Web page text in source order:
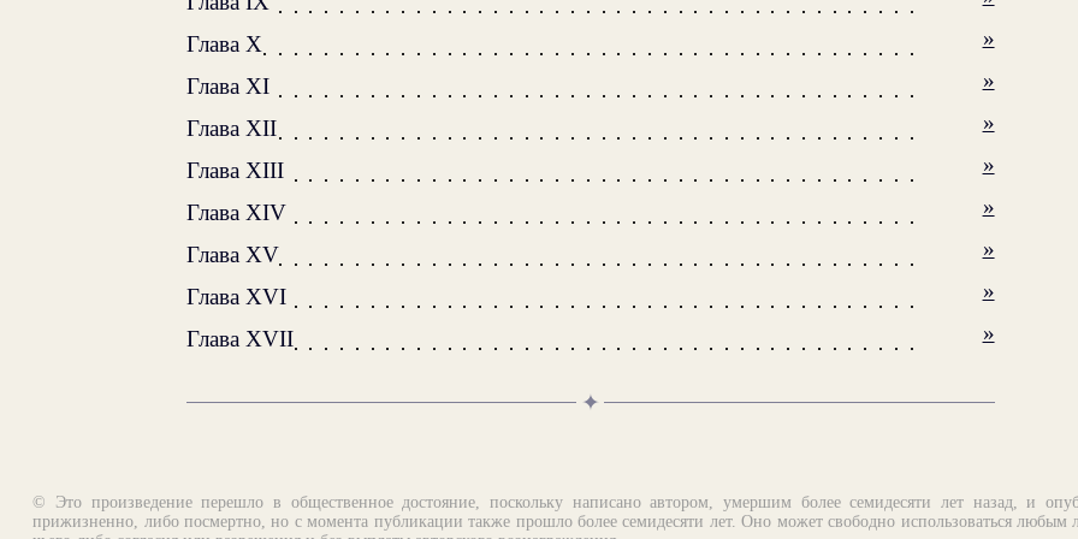
Глава X
»
Глава XI
»
Глава XII
»
Глава XIII
»
Глава XIV
»
Глава XV
»
Глава XVI
»
Глава XVII
»
✦
© Это произведение перешло в общественное достояние, поскольку написано автором, умершим более семидесяти лет назад, и
прижизненно, либо посмертно, но с момента публикации также прошло более семидесяти лет. Оно может свободно использоваться любым